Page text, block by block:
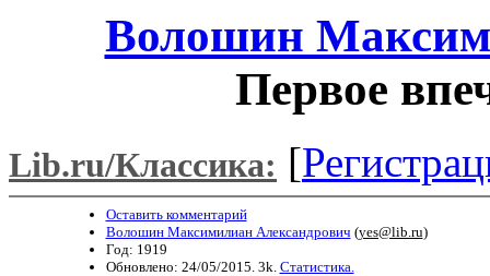
Волошин
Первое
Lib.ru/Классика: [
Оставить комментарий
Волошин Максимилиан Александрович (yes@lib.ru)
Год: 1919
Обновлено: 24/05/2015. 3k. Статистика.